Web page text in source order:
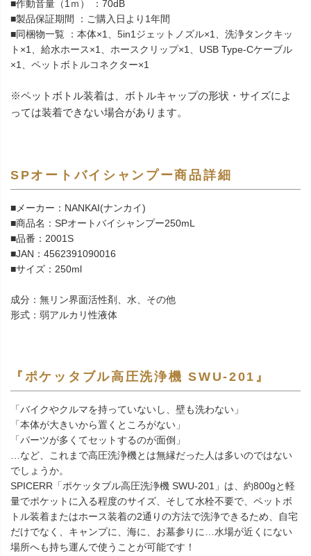
■作動音量（1ｍ） ：70dB
■製品保証期間 ：ご購入日より1年間
■同梱物一覧 ：本体×1、5in1ジェットノズル×1、洗浄タンクキッ
ト×1、給水ホース×1、ホースクリップ×1、USB Type-Cケーブル
×1、ペットボトルコネクター×1
※ペットボトル装着は、ボトルキャップの形状・サイズによ
っては装着できない場合があります。
SPオートバイシャンプー商品詳細
■メーカー：NANKAI(ナンカイ)
■商品名：SPオートバイシャンプー250mL
■品番：2001S
■JAN：4562391090016
■サイズ：250ml
成分：無リン界面活性剤、水、その他
形式：弱アルカリ性液体
『ポケッタブル高圧洗浄機 SWU-201』
「バイクやクルマを持っていないし、壁も洗わない」
「本体が大きいから置くところがない」
「パーツが多くてセットするのが面倒」
…など、これまで高圧洗浄機とは無縁だった人は多いのではない
でしょうか。
SPICERR「ポケッタブル高圧洗浄機 SWU-201」は、約800gと軽
量でポケットに入る程度のサイズ、そして水栓不要で、ペットボ
トル装着またはホース装着の2通りの方法で洗浄できるため、自宅
だけでなく、キャンプに、海に、お墓参りに…水場が近くにない
場所へも持ち運んで使うことが可能です！